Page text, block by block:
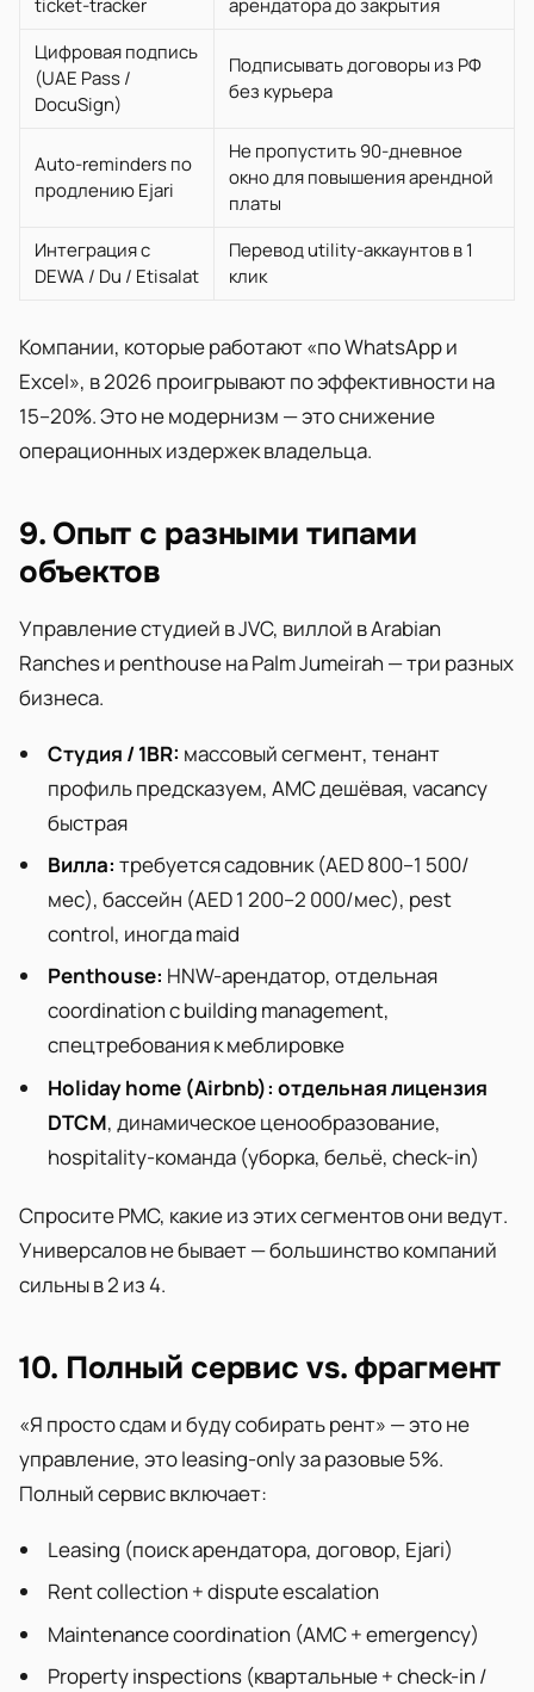
Цифровая подпись
(UAE Pass /
DocuSign)
Подписывать договоры из РФ
без курьера
Auto-reminders по
продлению Ejari
Не пропустить 90-дневное
окно для повышения арендной
платы
Интеграция с
DEWA / Du / Etisalat
Перевод utility-аккаунтов в 1
клик
Компании, которые работают «по WhatsApp и
Excel», в 2026 проигрывают по эффективности на
15–20%. Это не модернизм — это снижение
операционных издержек владельца.
9. Опыт с разными типами
объектов
Управление студией в JVC, виллой в Arabian
Ranches и penthouse на Palm Jumeirah — три разных
бизнеса.
Студия / 1BR: массовый сегмент, тенант
профиль предсказуем, AMC дешёвая, vacancy
быстрая
Вилла: требуется садовник (AED 800–1 500/
мес), бассейн (AED 1 200–2 000/мес), pest
control, иногда maid
Penthouse: HNW-арендатор, отдельная
coordination с building management,
спецтребования к меблировке
Holiday home (Airbnb): отдельная лицензия
DTCM, динамическое ценообразование,
hospitality-команда (уборка, бельё, check-in)
Спросите PMC, какие из этих сегментов они ведут.
Универсалов не бывает — большинство компаний
сильны в 2 из 4.
10. Полный сервис vs. фрагмент
«Я просто сдам и буду собирать рент» — это не
управление, это leasing-only за разовые 5%.
Полный сервис включает:
Leasing (поиск арендатора, договор, Ejari)
Rent collection + dispute escalation
Maintenance coordination (AMC + emergency)
Property inspections (квартальные + check-in /